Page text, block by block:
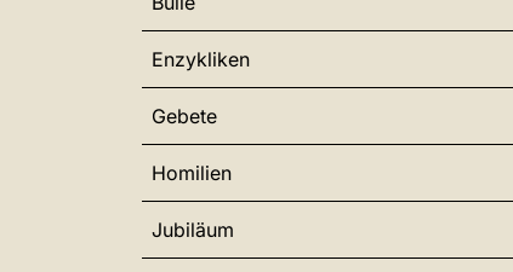
Enzykliken
Gebete
Homilien
Jubiläum